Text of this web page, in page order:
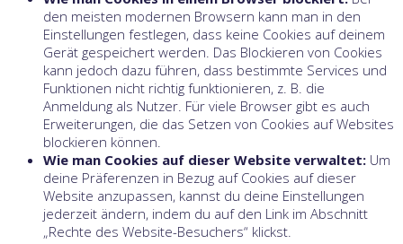
den meisten modernen Browsern kann man in den
Einstellungen festlegen, dass keine Cookies auf deinem
Gerät gespeichert werden. Das Blockieren von Cookies
kann jedoch dazu führen, dass bestimmte Services und
Funktionen nicht richtig funktionieren, z. B. die
Anmeldung als Nutzer. Für viele Browser gibt es auch
Erweiterungen, die das Setzen von Cookies auf Websites
blockieren können.
Wie man Cookies auf dieser Website verwaltet: Um
deine Präferenzen in Bezug auf Cookies auf dieser
Website anzupassen, kannst du deine Einstellungen
jederzeit ändern, indem du auf den Link im Abschnitt
„Rechte des Website-Besuchers“ klickst.